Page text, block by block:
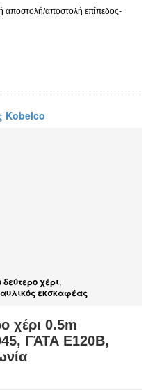
αποστολή/αποστολή επίπεδος-
Kobelco
χέρι,
εκσκαφέας
χέρι 0.5m
ΓΆΤΑ E120B,